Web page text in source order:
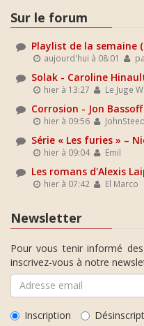
Sur le forum
Playlist de la semaine
aujourd'hui à 08:01
Solak - Caroline
hier à 13:27 Le Juge
Corrosion - Jon
hier à 09:56 JohnSteed
Série « Les furies » –
hier à 09:04 Emil
Les romans d'Alexis
hier à 07:42 El Marco
Newsletter
Pour vous tenir informé
inscrivez-vous à notre
Inscription